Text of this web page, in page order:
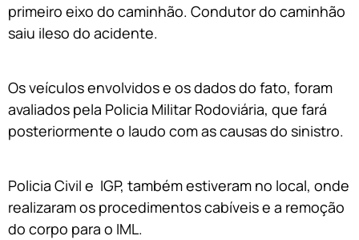
primeiro eixo do caminhão. Condutor do caminhão
saiu ileso do acidente.
Os veículos envolvidos e os dados do fato, foram
avaliados pela Policia Militar Rodoviária, que fará
posteriormente o laudo com as causas do sinistro.
Policia Civil e IGP, também estiveram no local, onde
realizaram os procedimentos cabíveis e a remoção
do corpo para o IML.